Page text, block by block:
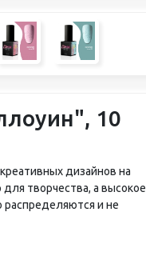
10
дизайнов на
творчества, а высокое
распределяются и не